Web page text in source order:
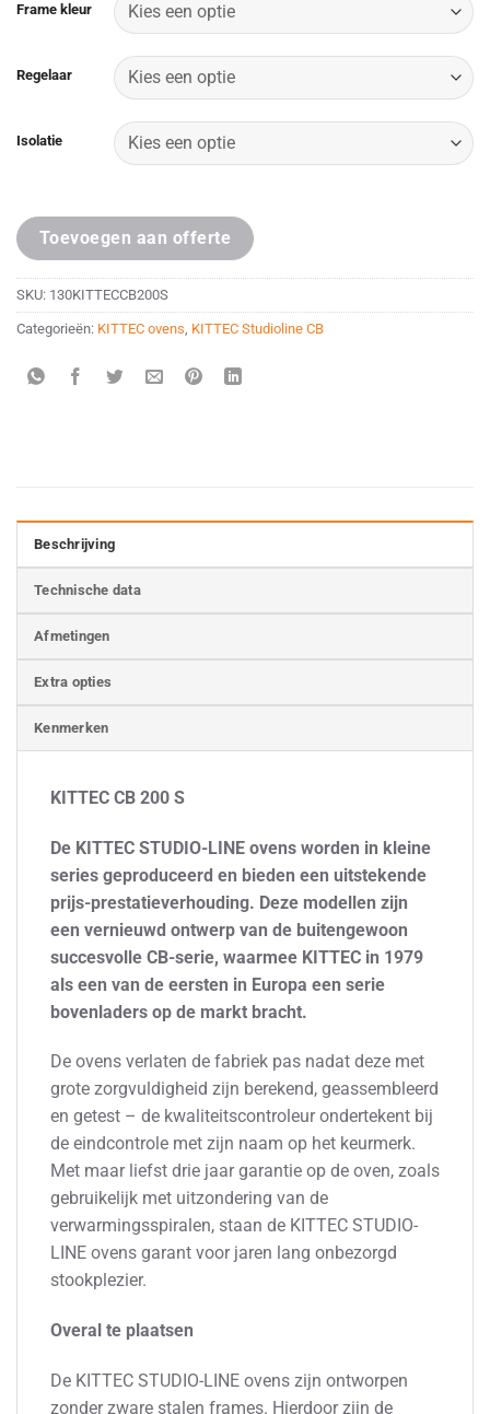
Frame kleur
Regelaar
Isolatie
Toevoegen aan offerte
SKU: 130KITTECCB200S
Categorieën: KITTEC ovens KITTEC Studioline CB
Beschrijving
Technische data
Afmetingen
Extra opties
Kenmerken
KITTEC CB 200 S
De KITTEC STUDIO-LINE ovens worden in kleine
series geproduceerd en bieden een uitstekende
prijs-prestatieverhouding. Deze modellen zijn
een vernieuwd ontwerp van de buitengewoon
succesvolle CB-serie, waarmee KITTEC in 1979
als een van de eersten in Europa een serie
bovenladers op de markt bracht.
De ovens verlaten de fabriek pas nadat deze met
grote zorgvuldigheid zijn berekend, geassembleerd
en getest – de kwaliteitscontroleur ondertekent bij
de eindcontrole met zijn naam op het keurmerk.
Met maar liefst drie jaar garantie op de oven, zoals
gebruikelijk met uitzondering van de
verwarmingsspiralen, staan de KITTEC STUDIO-
LINE ovens garant voor jaren lang onbezorgd
stookplezier.
Overal te plaatsen
De KITTEC STUDIO-LINE ovens zijn ontworpen
zonder zware stalen frames. Hierdoor zijn de